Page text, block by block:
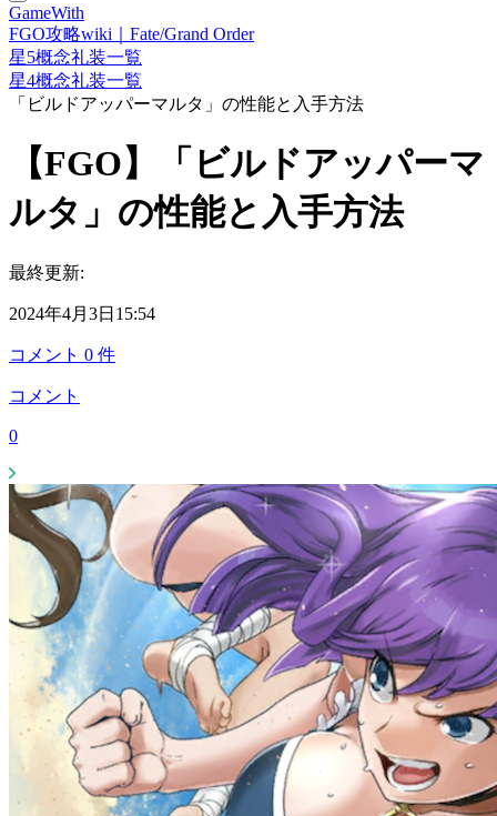
GameWith
FGO攻略wiki｜Fate/Grand Order
星5概念礼装一覧
星4概念礼装一覧
「ビルドアッパーマルタ」の性能と入手方法
【FGO】「ビルドアッパーマ
ルタ」の性能と入手方法
最終更新:
2024年4月3日15:54
コメント 0 件
コメント
0